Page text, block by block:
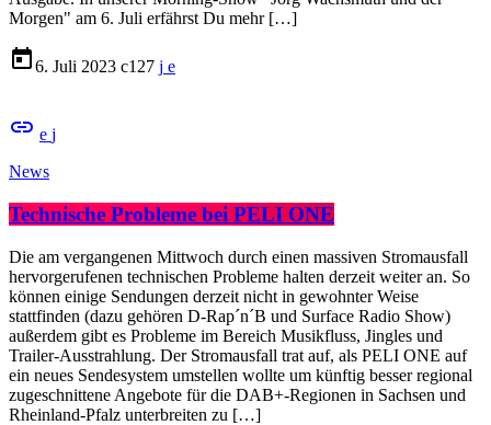
Morgen" am 6. Juli erfährst Du mehr […]
today6. Juli 2023 127
insert_link
News
Technische Probleme bei PELI ONE
Die am vergangenen Mittwoch durch einen massiven Stromausfall
hervorgerufenen technischen Probleme halten derzeit weiter an. So
können einige Sendungen derzeit nicht in gewohnter Weise
stattfinden (dazu gehören D-Rap´n´B und Surface Radio Show)
außerdem gibt es Probleme im Bereich Musikfluss, Jingles und
Trailer-Ausstrahlung. Der Stromausfall trat auf, als PELI ONE auf
ein neues Sendesystem umstellen wollte um künftig besser regional
zugeschnittene Angebote für die DAB+-Regionen in Sachsen und
Rheinland-Pfalz unterbreiten zu […]